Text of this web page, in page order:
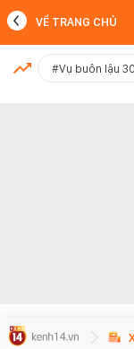
MỚI NHẤT
VỀ TRANG CHỦ
#Vụ buôn lậu